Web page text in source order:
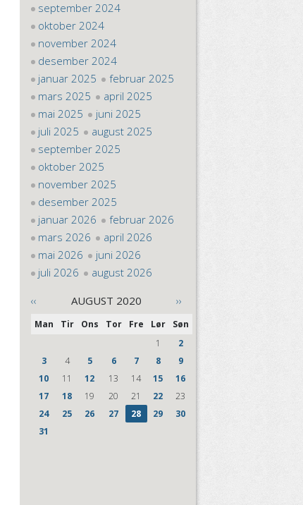
september 2024
oktober 2024
november 2024
desember 2024
januar 2025
februar 2025
mars 2025
april 2025
mai 2025
juni 2025
juli 2025
august 2025
september 2025
oktober 2025
november 2025
desember 2025
januar 2026
februar 2026
mars 2026
april 2026
mai 2026
juni 2026
juli 2026
august 2026
‹‹
››
AUGUST 2020
Man Tir Ons Tor Fre Lør
Søn
1
2
3
4 5 6 7 8
9
10
11 12 13 14 15
16
17
18 19 20 21 22
23
24
25 26 27 28 29
30
31